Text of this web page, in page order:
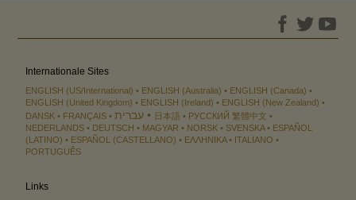
Internationale Sites
ENGLISH (US/International) ENGLISH (Australia)
ENGLISH (Canada)
ENGLISH (United Kingdom)
ENGLISH (Ireland)
ENGLISH (New Zealand)
DANSK
FRANÇAIS עברית 日本語 РУССКИЙ 繁體中文
NEDERLANDS
DEUTSCH MAGYAR NORSK SVENSKA
ESPAÑOL
(LATINO)
ESPAÑOL (CASTELLANO) ΕΛΛΗΝΙΚA
ITALIANO
PORTUGUÊS
Links